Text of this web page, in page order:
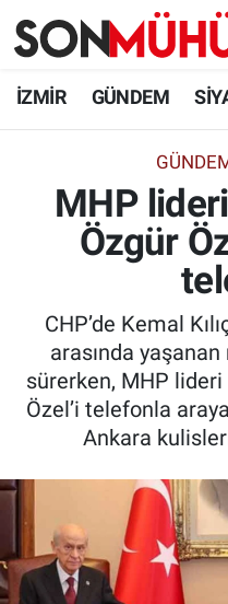
İZMİR GÜNDEM
MHP
Özgür
CHP’de Kemal
arasında
sürerken, MHP lideri
Özel’i telefonla
Ankara
İzmir Nöbetçi
İzmir Namaz
İzmir Trafik
Süper Lig Puan
Tüm Manşetler
Son Dakika
Haber Arşivi